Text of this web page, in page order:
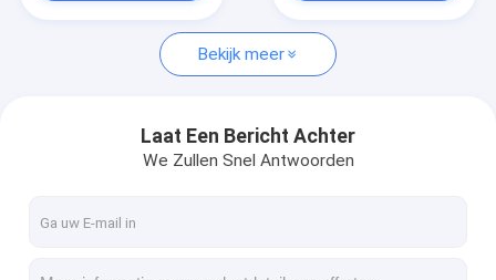
Droger van de hoge snelheids de Centrifugaalnevel
Microgolf Vacuümdroger
De Droger van de druknevel
Bekijk meer
Laat Een Bericht Achter
We Zullen Snel Antwoorden